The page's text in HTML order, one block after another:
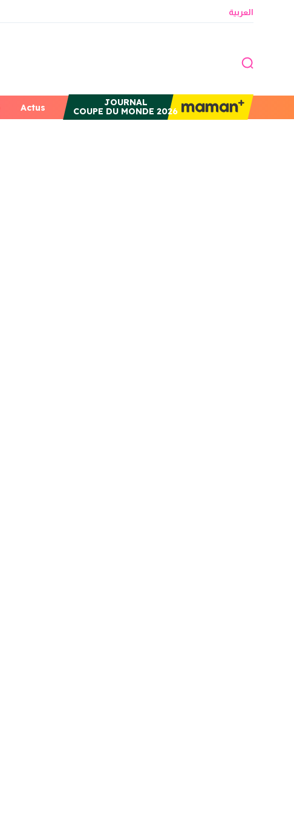
العربية
Actus
JOURNAL
COUPE DU MONDE 2026